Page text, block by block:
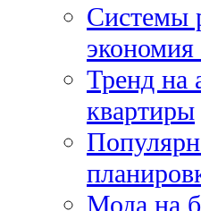
Системы
экономия
Тренд на
квартиры
Мода на